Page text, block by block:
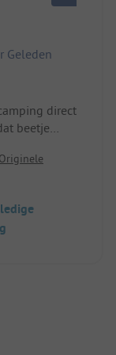
Geleden
direct
beetje
Originele